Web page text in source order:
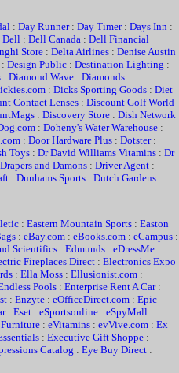
: Day Runner: Day Timer: Days Inn :
Dell : Dell Canada : Dell Financial
Store : Delta Airlines : Denise Austin
: Design Public : Destination Lighting :
: Diamond Wave : Diamonds
: Dicks Sporting Goods : Diet
Contact Lenses : Discount Golf World
: Discovery Store : Dish Network
: Doheny's Water Warehouse :
: Door Hardware Plus : Dotster:
Toys : Dr David Williams Vitamins : Dr
Drapers and Damons : Driver Agent :
: Dunhams Sports : Dutch Gardens :
: Eastern Mountain Sports : Easton
: eBay.com : eBooks.com : eCampus :
Scientifics : Edmunds : eDressMe :
Fireplaces Direct : Electronics Expo
: Ella Moss : Ellusionist.com :
Pools : Enterprise Rent A Car:
: Enzyte : eOfficeDirect.com : Epic
: Eset : eSportsonline : eSpyMall :
: eVitamins : evVive.com : Ex
: Executive Gift Shoppe :
Catalog : Eye Buy Direct :